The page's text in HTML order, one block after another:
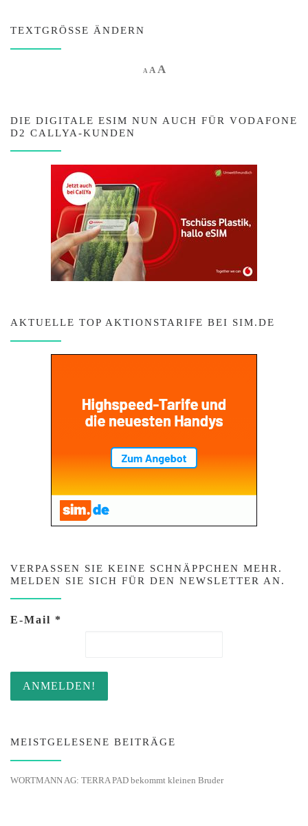
TEXTGRÖSSE ÄNDERN
A Decrease font size.
AReset font size.
AIncrease font size.
DIE DIGITALE ESIM NUN AUCH FÜR VODAFONE
D2 CALLYA-KUNDEN
AKTUELLE TOP AKTIONSTARIFE BEI SIM.DE
VERPASSEN SIE KEINE SCHNÄPPCHEN MEHR.
MELDEN SIE SICH FÜR DEN NEWSLETTER AN.
E-Mail *
MEISTGELESENE BEITRÄGE
WORTMANN AG: TERRA PAD bekommt kleinen Bruder